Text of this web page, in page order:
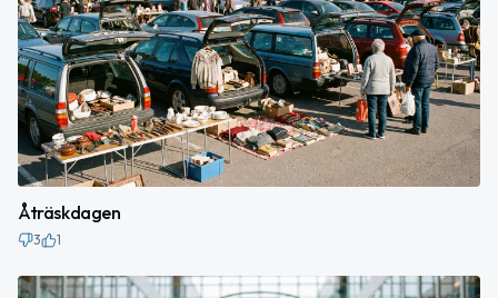
Åträskdagen
3 1